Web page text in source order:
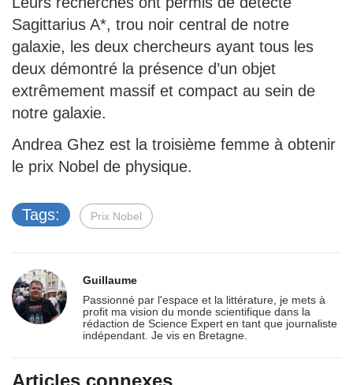
Sagittarius A*, trou noir central de notre
galaxie, les deux chercheurs ayant tous les
deux démontré la présence d’un objet
extrêmement massif et compact au sein de
notre galaxie.
Andrea Ghez est la troisième femme à obtenir
le prix Nobel de physique.
Tags: Prix Nobel
Guillaume
Passionné par l'espace et la littérature, je mets à
profit ma vision du monde scientifique dans la
rédaction de Science Expert en tant que journaliste
indépendant. Je vis en Bretagne.
Articles connexes